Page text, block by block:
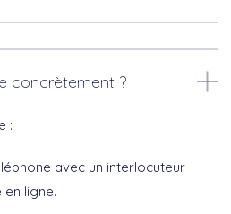
concrètement ?
:
avec un interlocuteur
ligne.